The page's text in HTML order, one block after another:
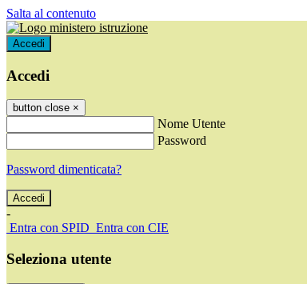
Salta al contenuto
Accedi
Accedi
button close ×
Nome Utente
Password
Password dimenticata?
-
Entra con SPID Entra con CIE
Seleziona utente